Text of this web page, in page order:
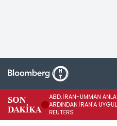
SON
DAKİKA
ABD, İRAN-UMMAN
ARDINDAN İRAN'A
REUTERS